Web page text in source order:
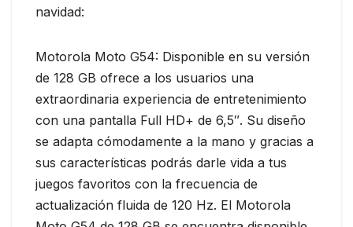
navidad:
Motorola Moto G54: Disponible en su versión
de 128 GB ofrece a los usuarios una
extraordinaria experiencia de entretenimiento
con una pantalla Full HD+ de 6,5″. Su diseño
se adapta cómodamente a la mano y gracias a
sus características podrás darle vida a tus
juegos favoritos con la frecuencia de
actualización fluida de 120 Hz. El Motorola